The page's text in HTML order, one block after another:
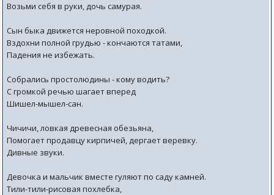
Возьми себя в руки, дочь самурая.
Сын быка движется неровной походкой.
Вздохни полной грудью - кончаются татами,
Падения не избежать.
Собрались простолюдины - кому водить?
С громкой речью шагает вперед
Шишел-мышел-сан.
Чичичи, ловкая древесная обезьяна,
Помогает продавцу кирпичей, дергает веревку.
Дивные звуки.
Девочка и мальчик вместе гуляют по саду камней.
Тили-тили-рисовая похлебка,